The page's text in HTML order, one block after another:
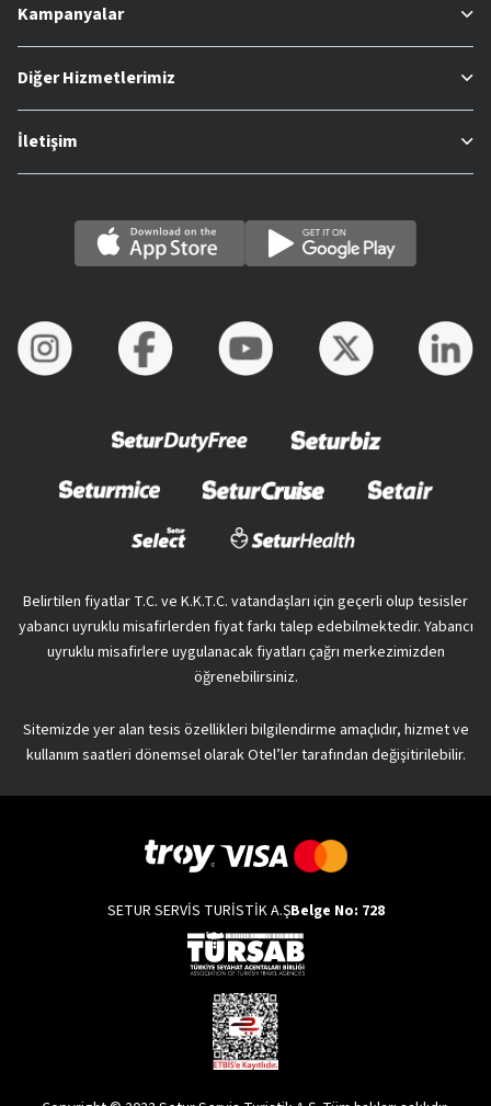
Kampanyalar
Diğer Hizmetlerimiz
İletişim
Belirtilen fiyatlar T.C. ve K.K.T.C. vatandaşları için geçerli olup tesisler
yabancı uyruklu misafirlerden fiyat farkı talep edebilmektedir. Yabancı
uyruklu misafirlere uygulanacak fiyatları çağrı merkezimizden
öğrenebilirsiniz.
Sitemizde yer alan tesis özellikleri bilgilendirme amaçlıdır, hizmet ve
kullanım saatleri dönemsel olarak Otel’ler tarafından değişitirilebilir.
SETUR SERVİS TURİSTİK A.ŞBelge No: 728